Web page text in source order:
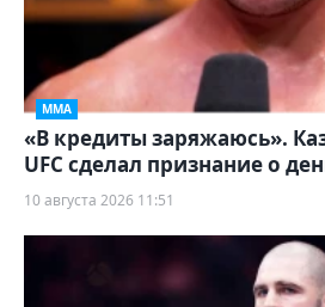
ММА
«В кредиты заряжаюсь».
UFC сделал признание о
10 августа 2026 11:51